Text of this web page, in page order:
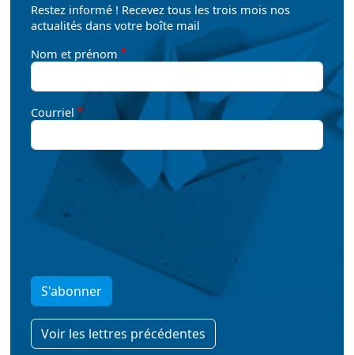
Restez informé ! Recevez tous les trois mois nos
actualités dans votre boîte mail
Nom et prénom
Courriel
S'abonner
Voir les lettres précédentes